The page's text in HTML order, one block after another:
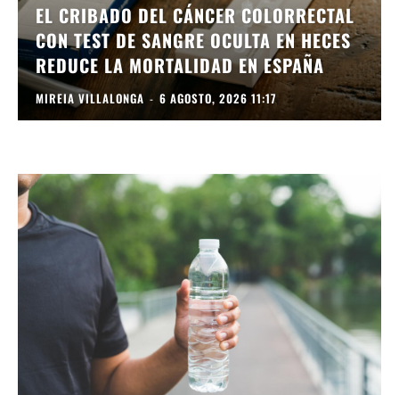
EL CRIBADO DEL CÁNCER COLORRECTAL
CON TEST DE SANGRE OCULTA EN HECES
REDUCE LA MORTALIDAD EN ESPAÑA
MIREIA VILLALONGA - 6 AGOSTO, 2026 11:17